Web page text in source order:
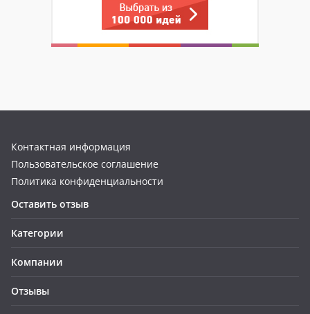
Контактная информация
Пользовательское соглашение
Политика конфиденциальности
Оставить отзыв
Категории
Компании
Отзывы